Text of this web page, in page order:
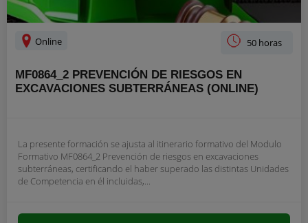
Online 50 horas
MF0864_2 PREVENCIÓN DE RIESGOS EN
EXCAVACIONES SUBTERRÁNEAS (ONLINE)
La presente formación se ajusta al itinerario formativo del Modulo
Formativo MF0864_2 Prevención de riesgos en excavaciones
subterráneas, certificando el haber superado las distintas Unidades
de Competencia en él incluidas,...